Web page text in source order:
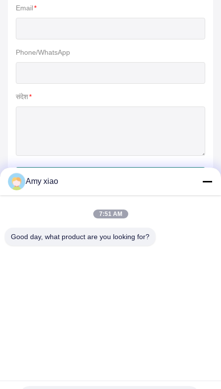
Email*
Phone/WhatsApp
संदेश*
Amy xiao
7:51 AM
Good day, what product are you looking for?